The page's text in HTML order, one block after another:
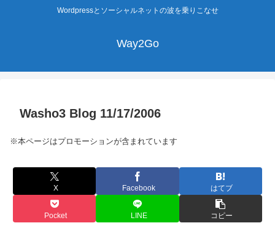
Wordpressとソーシャルネットの波を乗りこなせ
Way2Go
Washo3 Blog 11/17/2006
※本ページはプロモーションが含まれています
X Facebook はてブ
Pocket LINE コピー